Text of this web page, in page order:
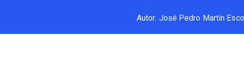
Autor: José Pedro Martín